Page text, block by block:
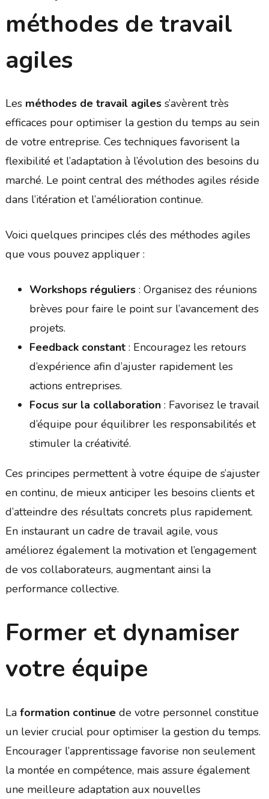
méthodes de travail
agiles
Les méthodes de travail agiless’avèrent très
efficaces pour optimiser la gestion du temps au sein
de votre entreprise. Ces techniques favorisent la
flexibilité et l’adaptation à l’évolution des besoins du
marché. Le point central des méthodes agiles réside
dans l’itération et l’amélioration continue.
Voici quelques principes clés des méthodes agiles
que vous pouvez appliquer :
Workshops réguliers: Organisez des réunions
brèves pour faire le point sur l’avancement des
projets.
Feedback constant: Encouragez les retours
d’expérience afin d’ajuster rapidement les
actions entreprises.
Focus sur la collaboration: Favorisez le travail
d’équipe pour équilibrer les responsabilités et
stimuler la créativité.
Ces principes permettent à votre équipe de s’ajuster
en continu, de mieux anticiper les besoins clients et
d’atteindre des résultats concrets plus rapidement.
En instaurant un cadre de travail agile, vous
améliorez également la motivation et l’engagement
de vos collaborateurs, augmentant ainsi la
performance collective.
Former et dynamiser
votre équipe
La formation continuede votre personnel constitue
un levier crucial pour optimiser la gestion du temps.
Encourager l’apprentissage favorise non seulement
la montée en compétence, mais assure également
une meilleure adaptation aux nouvelles